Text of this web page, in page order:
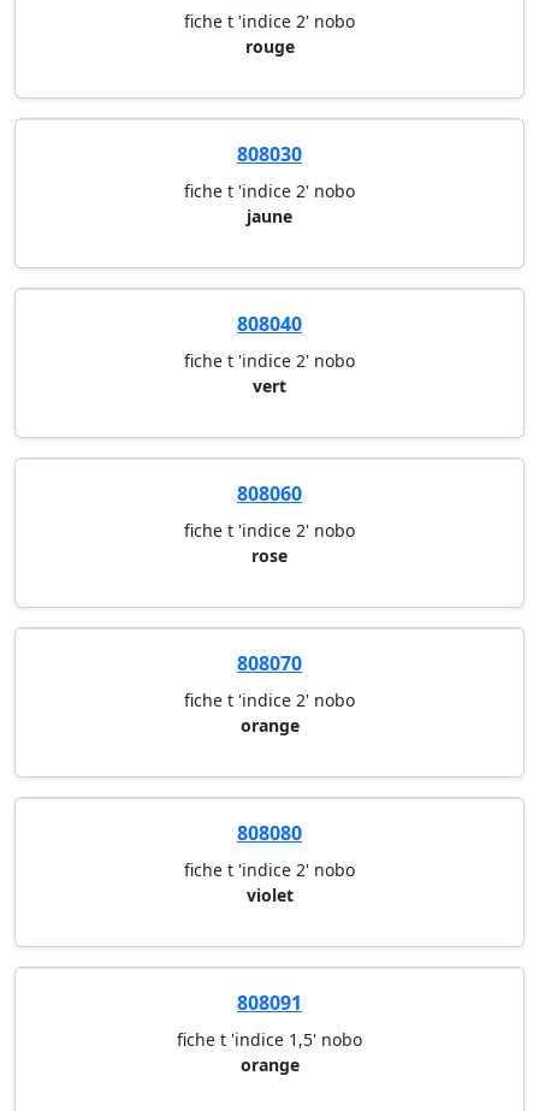
fiche t 'indice 2' nobo
rouge
808030
fiche t 'indice 2' nobo
jaune
808040
fiche t 'indice 2' nobo
vert
808060
fiche t 'indice 2' nobo
rose
808070
fiche t 'indice 2' nobo
orange
808080
fiche t 'indice 2' nobo
violet
808091
fiche t 'indice 1,5' nobo
orange